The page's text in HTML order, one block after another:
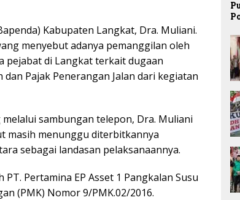
Kabupaten Langkat, Dra. Muliani.
menyebut adanya pemanggilan oleh
pejabat di Langkat terkait dugaan
Pajak Penerangan Jalan dari kegiatan
sambungan telepon, Dra. Muliani
masih menunggu diterbitkannya
sebagai landasan pelaksanaannya.
Pertamina EP Asset 1 Pangkalan Susu
(PMK) Nomor 9/PMK.02/2016.